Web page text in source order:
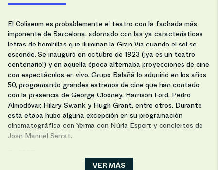
El Coliseum es probablemente el teatro con la fachada más
imponente de Barcelona, ​​adornado con las ya características
letras de bombillas que iluminan la Gran Via cuando el sol se
esconde. Se inauguró en octubre de 1923 (¡ya es un teatro
centenario!) y en aquella época alternaba proyecciones de cine
con espectáculos en vivo. Grupo Balañá lo adquirió en los años
50, programando grandes estrenos de cine que han contado
con la presencia de George Clooney, Harrison Ford, Pedro
Almodóvar, Hilary Swank y Hugh Grant, entre otros. Durante
esta etapa hubo alguna excepción en su programación
cinematográfica con Yerma con Núria Espert y conciertos de
Joan Manuel Serrat.
"Cómeme el Coco, Negro" de La Cubana, albergando desde
VER MÁS